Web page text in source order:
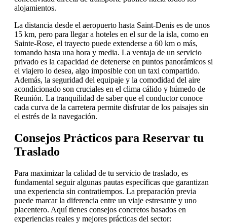
alojamientos.
La distancia desde el aeropuerto hasta Saint-Denis es de unos
15 km, pero para llegar a hoteles en el sur de la isla, como en
Sainte-Rose, el trayecto puede extenderse a 60 km o más,
tomando hasta una hora y media. La ventaja de un servicio
privado es la capacidad de detenerse en puntos panorámicos si
el viajero lo desea, algo imposible con un taxi compartido.
Además, la seguridad del equipaje y la comodidad del aire
acondicionado son cruciales en el clima cálido y húmedo de
Reunión. La tranquilidad de saber que el conductor conoce
cada curva de la carretera permite disfrutar de los paisajes sin
el estrés de la navegación.
Consejos Prácticos para Reservar tu
Traslado
Para maximizar la calidad de tu servicio de traslado, es
fundamental seguir algunas pautas específicas que garantizan
una experiencia sin contratiempos. La preparación previa
puede marcar la diferencia entre un viaje estresante y uno
placentero. Aquí tienes consejos concretos basados en
experiencias reales y mejores prácticas del sector: